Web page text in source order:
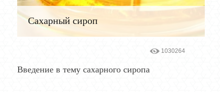
Сахарный сироп
1030264
Введение в тему сахарного сиропа